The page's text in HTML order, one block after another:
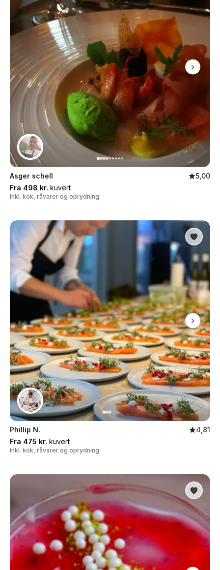
Asger schell
5,00
Fra 498 kr. kuvert
Inkl. kok, råvarer og oprydning
Phillip N.
4,81
Fra 475 kr. kuvert
Inkl. kok, råvarer og oprydning